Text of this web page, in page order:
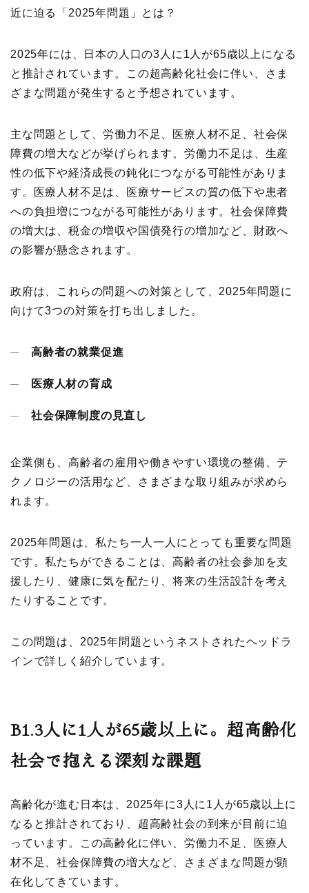
近に迫る「2025年問題」とは？
2025年には、日本の人口の3人に1人が65歳以上になる
と推計されています。この超高齢化社会に伴い、さま
ざまな問題が発生すると予想されています。
主な問題として、労働力不足、医療人材不足、社会保
障費の増大などが挙げられます。労働力不足は、生産
性の低下や経済成長の鈍化につながる可能性がありま
す。医療人材不足は、医療サービスの質の低下や患者
への負担増につながる可能性があります。社会保障費
の増大は、税金の増収や国債発行の増加など、財政へ
の影響が懸念されます。
政府は、これらの問題への対策として、2025年問題に
向けて3つの対策を打ち出しました。
高齢者の就業促進
医療人材の育成
社会保障制度の見直し
企業側も、高齢者の雇用や働きやすい環境の整備、テ
クノロジーの活用など、さまざまな取り組みが求めら
れます。
2025年問題は、私たち一人一人にとっても重要な問題
です。私たちができることは、高齢者の社会参加を支
援したり、健康に気を配たり、将来の生活設計を考え
たりすることです。
この問題は、2025年問題というネストされたヘッドラ
インで詳しく紹介しています。
B1.3人に1人が65歳以上に。超高齢化
社会で抱える深刻な課題
高齢化が進む日本は、2025年に3人に1人が65歳以上に
なると推計されており、超高齢社会の到来が目前に迫
っています。この高齢化に伴い、労働力不足、医療人
材不足、社会保障費の増大など、さまざまな問題が顕
在化してきています。